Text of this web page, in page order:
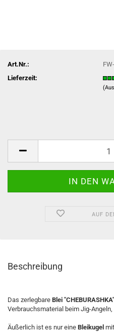
Art.Nr.:
Lieferzeit:
AUF
Beschreibung
Das zerlegbare Blei "CHEBURASHKA"
Verbrauchsmaterial beim Jig-
Äußerlich ist es nur eine Bleikugel